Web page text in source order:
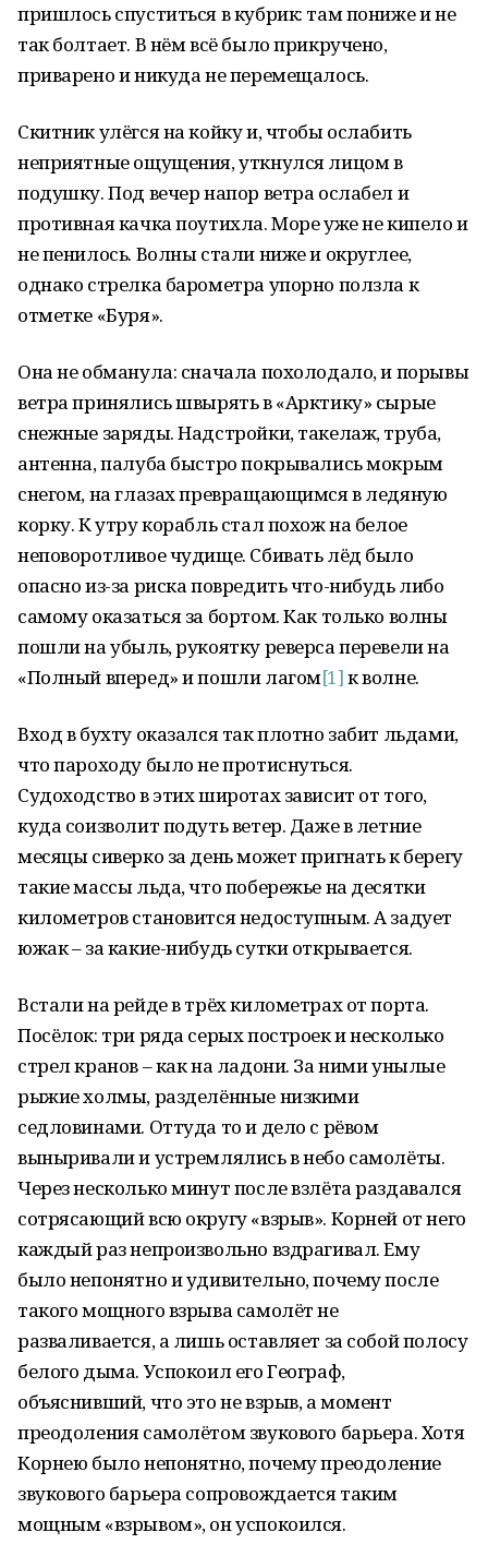
пришлось спуститься в кубрик: там пониже и не
так болтает. В нём всё было прикручено,
приварено и никуда не перемещалось.
Скитник улёгся на койку и, чтобы ослабить
неприятные ощущения, уткнулся лицом в
подушку. Под вечер напор ветра ослабел и
противная качка поутихла. Море уже не кипело и
не пенилось. Волны стали ниже и округлее,
однако стрелка барометра упорно ползла к
отметке «Буря».
Она не обманула: сначала похолодало, и порывы
ветра принялись швырять в «Арктику» сырые
снежные заряды. Надстройки, такелаж, труба,
антенна, палуба быстро покрывались мокрым
снегом, на глазах превращающимся в ледяную
корку. К утру корабль стал похож на белое
неповоротливое чудище. Сбивать лёд было
опасно из-за риска повредить что-нибудь либо
самому оказаться за бортом. Как только волны
пошли на убыль, рукоятку реверса перевели на
«Полный вперед» и пошли лагом[1]к волне.
Вход в бухту оказался так плотно забит льдами,
что пароходу было не протиснуться.
Судоходство в этих широтах зависит от того,
куда соизволит подуть ветер. Даже в летние
месяцы сиверко за день может пригнать к берегу
такие массы льда, что побережье на десятки
километров становится недоступным. А задует
южак – за какие-нибудь сутки открывается.
Встали на рейде в трёх километрах от порта.
Посёлок: три ряда серых построек и несколько
стрел кранов – как на ладони. За ними унылые
рыжие холмы, разделённые низкими
седловинами. Оттуда то и дело с рёвом
выныривали и устремлялись в небо самолёты.
Через несколько минут после взлёта раздавался
сотрясающий всю округу «взрыв». Корней от него
каждый раз непроизвольно вздрагивал. Ему
было непонятно и удивительно, почему после
такого мощного взрыва самолёт не
разваливается, а лишь оставляет за собой полосу
белого дыма. Успокоил его Географ,
объяснивший, что это не взрыв, а момент
преодоления самолётом звукового барьера. Хотя
Корнею было непонятно, почему преодоление
звукового барьера сопровождается таким
мощным «взрывом», он успокоился.